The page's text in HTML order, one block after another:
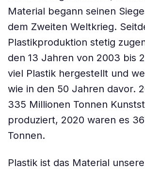
Material begann seinen
dem Zweiten Weltkrieg.
Plastikproduktion stetig
den 13 Jahren von 2003 bis
viel Plastik hergestellt und
wie in den 50 Jahren davor.
335 Millionen Tonnen
produziert, 2020 waren es
Tonnen.
Plastik ist das Material